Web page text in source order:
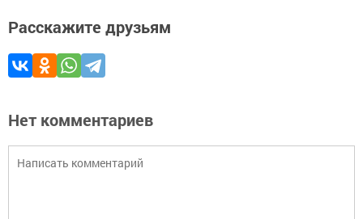
Расскажите друзьям
Нет комментариев